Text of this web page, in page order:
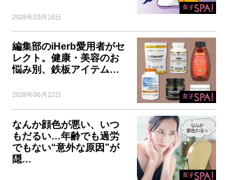
2026年03月16日
編集部のiHerb愛用者がセ
レクト。健康・美容のお
悩み別、鉄板アイテム…
2026年06月22日
なんか顔色が悪い、いつ
もだるい…年齢でも過労
でもない“意外な原因”が
隠…